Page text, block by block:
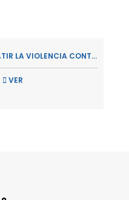
LA VIOLENCIA CONT...
VER